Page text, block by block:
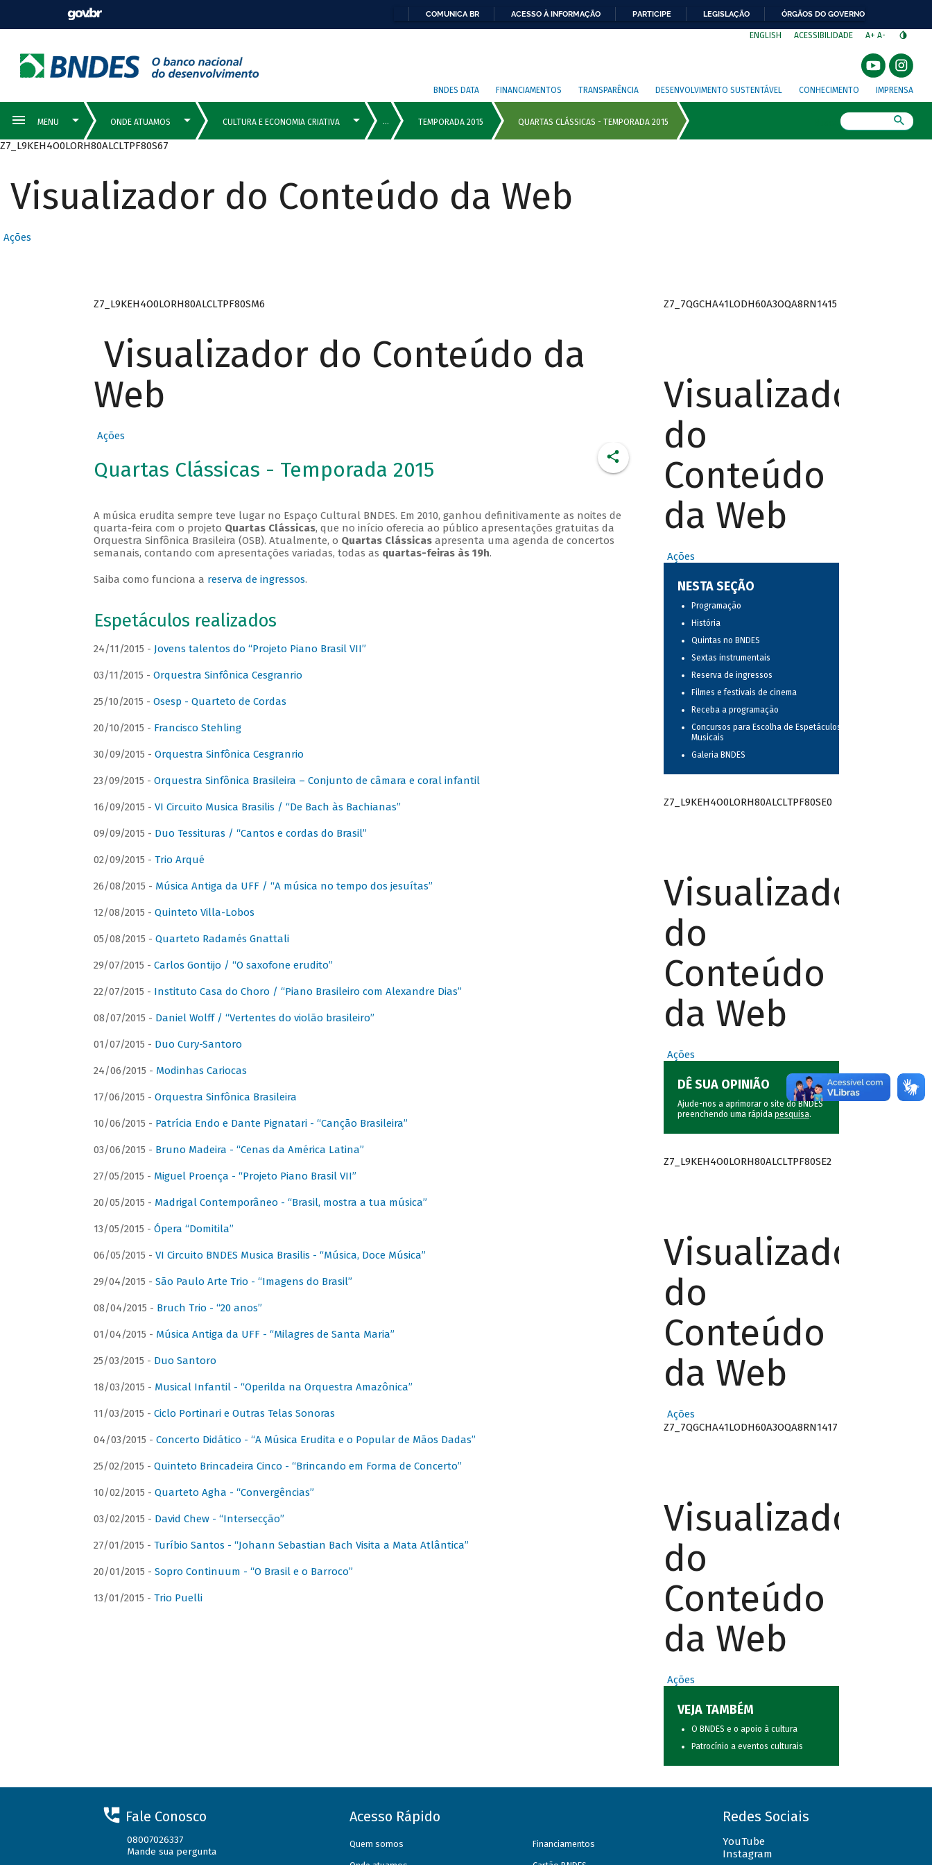
COMUNICA BR ACESSO À INFORMAÇÃO PARTICIPE LEGISLAÇÃO ÓRGÃOS DO GOVERNO
ENGLISH ACESSIBILIDADE A+ A-
BNDES DATA FINANCIAMENTOS TRANSPARÊNCIA DESENVOLVIMENTO SUSTENTÁVEL CONHECIMENTO IMPRENSA
Z7_L9KEH4O0LORH80ALCLTPF80S67
Visualizador do Conteúdo da Web
Ações
Z7_L9KEH4O0LORH80ALCLTPF80SM6
Visualizador do Conteúdo da
Web
Ações
Quartas Clássicas - Temporada 2015
A música erudita sempre teve lugar no Espaço Cultural BNDES. Em 2010, ganhou definitivamente as noites de
quarta-feira com o projeto Quartas Clássicas, que no início oferecia ao público apresentações gratuitas da
Orquestra Sinfônica Brasileira (OSB). Atualmente, o Quartas Clássicasapresenta uma agenda de concertos
semanais, contando com apresentações variadas, todas as quartas-feiras às 19h.
Saiba como funciona a reserva de ingressos.
Espetáculos realizados
24/11/2015 - Jovens talentos do “Projeto Piano Brasil VII”
03/11/2015 - Orquestra Sinfônica Cesgranrio
25/10/2015 - Osesp - Quarteto de Cordas
20/10/2015 - Francisco Stehling
30/09/2015 - Orquestra Sinfônica Cesgranrio
23/09/2015 - Orquestra Sinfônica Brasileira – Conjunto de câmara e coral infantil
16/09/2015 - VI Circuito Musica Brasilis / “De Bach às Bachianas”
09/09/2015 - Duo Tessituras / “Cantos e cordas do Brasil”
02/09/2015 - Trio Arqué
26/08/2015 - Música Antiga da UFF / “A música no tempo dos jesuítas”
12/08/2015 - Quinteto Villa-Lobos
05/08/2015 - Quarteto Radamés Gnattali
29/07/2015 - Carlos Gontijo / “O saxofone erudito”
22/07/2015 - Instituto Casa do Choro / “Piano Brasileiro com Alexandre Dias”
08/07/2015 - Daniel Wolff / “Vertentes do violão brasileiro”
01/07/2015 - Duo Cury-Santoro
24/06/2015 - Modinhas Cariocas
17/06/2015 - Orquestra Sinfônica Brasileira
10/06/2015 - Patrícia Endo e Dante Pignatari - “Canção Brasileira”
03/06/2015 - Bruno Madeira - “Cenas da América Latina”
27/05/2015 - Miguel Proença - “Projeto Piano Brasil VII”
20/05/2015 - Madrigal Contemporâneo - “Brasil, mostra a tua música”
13/05/2015 - Ópera “Domitila”
06/05/2015 - VI Circuito BNDES Musica Brasilis - “Música, Doce Música”
29/04/2015 - São Paulo Arte Trio - “Imagens do Brasil”
08/04/2015 - Bruch Trio - “20 anos”
01/04/2015 - Música Antiga da UFF - “Milagres de Santa Maria”
25/03/2015 - Duo Santoro
18/03/2015 - Musical Infantil - “Operilda na Orquestra Amazônica”
11/03/2015 - Ciclo Portinari e Outras Telas Sonoras
04/03/2015 - Concerto Didático - “A Música Erudita e o Popular de Mãos Dadas”
25/02/2015 - Quinteto Brincadeira Cinco - “Brincando em Forma de Concerto”
10/02/2015 - Quarteto Agha - “Convergências”
03/02/2015 - David Chew - “Intersecção”
27/01/2015 - Turíbio Santos - “Johann Sebastian Bach Visita a Mata Atlântica”
20/01/2015 - Sopro Continuum - “O Brasil e o Barroco”
13/01/2015 - Trio Puelli
Z7_7QGCHA41LODH60A3OQA8RN1415
Visualizador
do
Conteúdo
da Web
Ações
NESTA SEÇÃO
Programação
História
Quintas no BNDES
Sextas instrumentais
Reserva de ingressos
Filmes e festivais de cinema
Receba a programação
Concursos para Escolha de Espetáculos
Musicais
Galeria BNDES
Z7_L9KEH4O0LORH80ALCLTPF80SE0
Visualizador
do
Conteúdo
da Web
Ações
DÊ SUA OPINIÃO
Ajude-nos a aprimorar o site do BNDES
preenchendo uma rápida pesquisa.
Z7_L9KEH4O0LORH80ALCLTPF80SE2
Visualizador
do
Conteúdo
da Web
Ações
Z7_7QGCHA41LODH60A3OQA8RN1417
Visualizador
do
Conteúdo
da Web
Ações
VEJA TAMBÉM
O BNDES e o apoio à cultura
Patrocínio a eventos culturais
Fale Conosco
08007026337
Mande sua pergunta
Acesso Rápido
Quem somos Financiamentos
Redes Sociais
YouTube
Instagram